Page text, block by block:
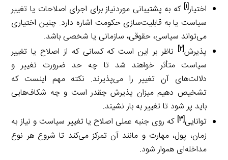
اختیار[۱] که به پشتیبانی موردنیاز برای اجرای اصلاحات یا تغییر
سیاست یا به قابلیت‌سازی حکومت اشاره دارد. چنین اختیاری
می‌تواند سیاسی، حقوقی، سازمانی یا شخصی باشد.
پذیرش[۲]
ناظر بر این است که کسانی که از اصلاح یا تغییر
سیاست متأثر خواهند شد تا چه حد ضرورت تغییر و
دلالت‌های آن تغییر را می‌پذیرند. نکته مهم اینست که
تشخیص دهیم میزان پذیرش چقدر است و چه شکاف‌هایی
باید پر شود تا تغییر به بار نشیند.
توانایی[۳]
که روی جنبه عملی اصلاح یا تغییر سیاست و نیاز به
زمان، پول، مهارت و مانند آن تمرکز می‌کند تا شروع هر نوع
مداخله‌ای هموار شود.